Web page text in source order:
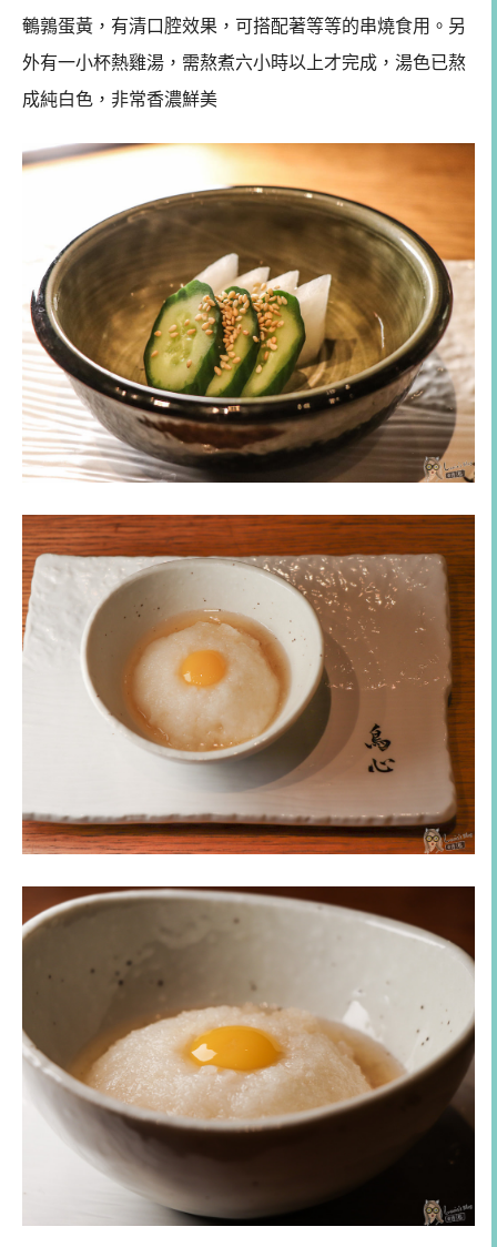
鵪鶉蛋黃，有清口腔效果，可搭配著等等的串燒食用。另
外有一小杯熱雞湯，需熬煮六小時以上才完成，湯色已熬
成純白色，非常香濃鮮美